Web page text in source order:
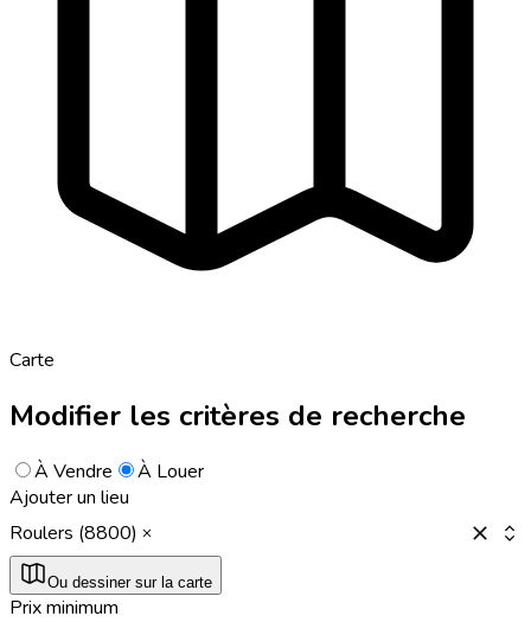
Carte
Modifier les critères de recherche
À Vendre
À Louer
Ajouter un lieu
Roulers (8800)
Ou dessiner sur la carte
Prix minimum